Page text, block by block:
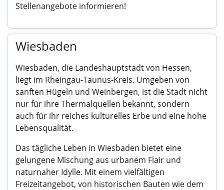
Stellenangebote informieren!
Wiesbaden
Wiesbaden, die Landeshauptstadt von Hessen,
liegt im Rheingau-Taunus-Kreis. Umgeben von
sanften Hügeln und Weinbergen, ist die Stadt nicht
nur für ihre Thermalquellen bekannt, sondern
auch für ihr reiches kulturelles Erbe und eine hohe
Lebensqualität.
Das tägliche Leben in Wiesbaden bietet eine
gelungene Mischung aus urbanem Flair und
naturnaher Idylle. Mit einem vielfältigen
Freizeitangebot, von historischen Bauten wie dem